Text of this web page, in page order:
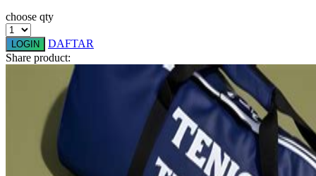
Stokke
Sudocrem
Sumimo
choose qty
LOGIN
DAFTAR
Share product: